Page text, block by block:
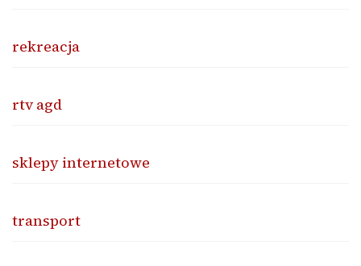
rekreacja
rtv agd
sklepy internetowe
transport